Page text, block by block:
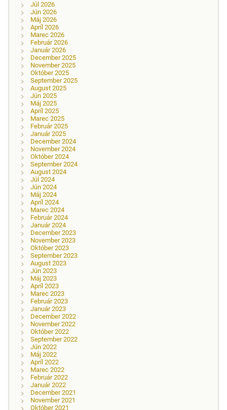
Júl 2026
Jún 2026
Máj 2026
Apríl 2026
Marec 2026
Február 2026
Január 2026
December 2025
November 2025
Október 2025
September 2025
August 2025
Jún 2025
Máj 2025
Apríl 2025
Marec 2025
Február 2025
Január 2025
December 2024
November 2024
Október 2024
September 2024
August 2024
Júl 2024
Jún 2024
Máj 2024
Apríl 2024
Marec 2024
Február 2024
Január 2024
December 2023
November 2023
Október 2023
September 2023
August 2023
Jún 2023
Máj 2023
Apríl 2023
Marec 2023
Február 2023
Január 2023
December 2022
November 2022
Október 2022
September 2022
Jún 2022
Máj 2022
Apríl 2022
Marec 2022
Február 2022
Január 2022
December 2021
November 2021
Október 2021